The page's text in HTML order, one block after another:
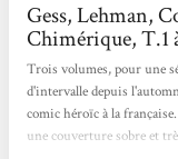
Gess, Lehman,
Chimérique, T.1
Trois volumes, pour une
d'intervalle depuis
comic héroïc à la
une couverture sobre et